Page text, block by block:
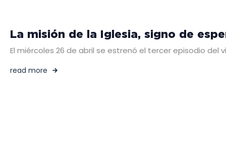
La misión de la Iglesia, signo de
El miércoles 26 de abril se estrenó el tercer episodio
read more